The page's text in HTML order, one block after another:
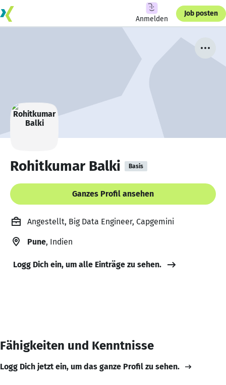
Anmelden
Job posten
Rohitkumar Balki Basis
Ganzes Profil ansehen
Angestellt, Big Data Engineer, Capgemini
Pune, Indien
Logg Dich ein, um alle Einträge zu sehen.
Fähigkeiten und Kenntnisse
Logg Dich jetzt ein, um das ganze Profil zu sehen.